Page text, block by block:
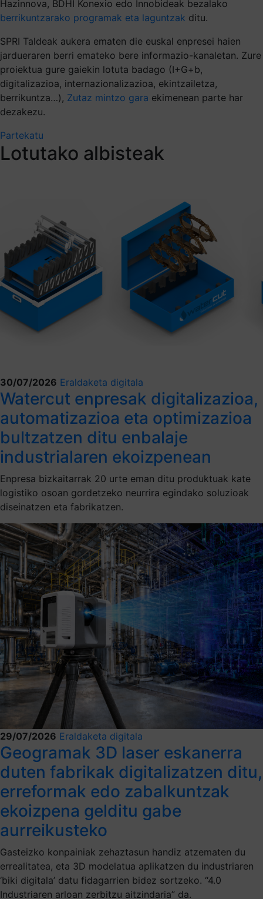
Hazinnova, BDHI Konexio edo Innobideak bezalako
berrikuntzarako programak eta laguntzak ditu.
SPRI Taldeak aukera ematen die euskal enpresei haien
jardueraren berri emateko bere informazio-kanaletan. Zure
proiektua gure gaiekin lotuta badago (I+G+b,
digitalizazioa, internazionalizazioa, ekintzailetza,
berrikuntza…), Zutaz mintzo gara ekimenean parte har
dezakezu.
Partekatu
Lotutako albisteak
30/07/2026 Eraldaketa digitala
Watercut enpresak digitalizazioa,
automatizazioa eta optimizazioa
bultzatzen ditu enbalaje
industrialaren ekoizpenean
Enpresa bizkaitarrak 20 urte eman ditu produktuak kate
logistiko osoan gordetzeko neurrira egindako soluzioak
diseinatzen eta fabrikatzen.
29/07/2026 Eraldaketa digitala
Geogramak 3D laser eskanerra
duten fabrikak digitalizatzen ditu,
erreformak edo zabalkuntzak
ekoizpena gelditu gabe
aurreikusteko
Gasteizko konpainiak zehaztasun handiz atzematen du
errealitatea, eta 3D modelatua aplikatzen du industriaren
‘biki digitala’ datu fidagarrien bidez sortzeko. “4.0
Industriaren arloan zerbitzu aitzindaria” da.